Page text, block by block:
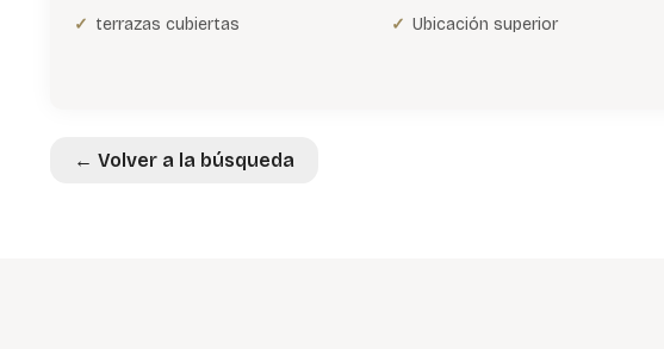
terrazas cubiertas
Ubicación superior
← Volver a la búsqueda